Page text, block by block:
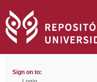
Sign on to: